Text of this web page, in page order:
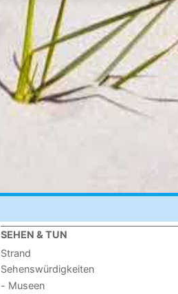
SEHEN & TUN
Strand
Sehenswürdigkeiten
- Museen